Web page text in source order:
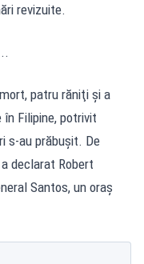
revizuite.
patru răniţi şi a
Filipine, potrivit
s-au prăbuşit. De
declarat Robert
Santos, un oraş